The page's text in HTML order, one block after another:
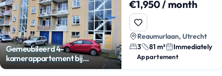
Gemeubileerd 4-
kamerappartement bij
Julianapark
€1,950 / month
Reaumurlaan, Utrecht
3
81 m² Immediately
Appartement